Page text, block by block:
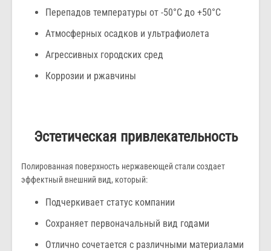
Перепадов температуры от -50°C до +50°C
Атмосферных осадков и ультрафиолета
Агрессивных городских сред
Коррозии и ржавчины
Эстетическая привлекательность
Полированная поверхность нержавеющей стали создает
эффектный внешний вид, который:
Подчеркивает статус компании
Сохраняет первоначальный вид годами
Отлично сочетается с различными материалами